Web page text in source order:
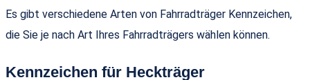
Es gibt verschiedene Arten von Fahrradträger Kennzeichen,
die Sie je nach Art Ihres Fahrradträgers wählen können.
Kennzeichen für Heckträger